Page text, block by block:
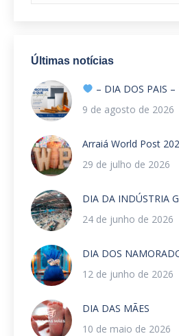
Últimas notícias
– DIA DOS PAIS –
9 de agosto de 2026
Arraiá World Post
29 de julho de 2026
DIA DA INDÚSTRIA
24 de junho de 2026
DIA DOS
12 de junho de 2026
DIA DAS MÃES
10 de maio de 2026